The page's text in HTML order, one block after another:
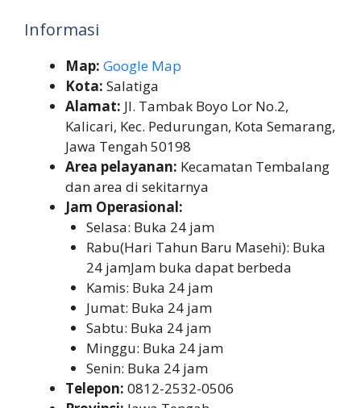
Informasi
Map: Google Map
Kota: Salatiga
Alamat: Jl. Tambak Boyo Lor No.2,
Kalicari, Kec. Pedurungan, Kota Semarang,
Jawa Tengah 50198
Area pelayanan: Kecamatan Tembalang
dan area di sekitarnya
Jam Operasional:
Selasa: Buka 24 jam
Rabu(Hari Tahun Baru Masehi): Buka
24 jamJam buka dapat berbeda
Kamis: Buka 24 jam
Jumat: Buka 24 jam
Sabtu: Buka 24 jam
Minggu: Buka 24 jam
Senin: Buka 24 jam
Telepon: 0812-2532-0506